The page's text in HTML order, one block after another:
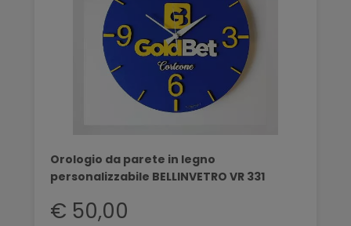
Orologio da parete in legno
personalizzabile BELLINVETRO VR 331
€ 50,00